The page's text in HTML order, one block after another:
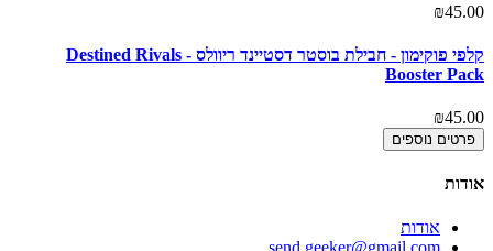
₪45.00
קלפי פוקימון - חבילת בוסטר דסטיינד ריוולס - Destined Rivals
Booster Pack
₪45.00
פרטים נוספים
אודות
אודות
send.geeker@gmail.com